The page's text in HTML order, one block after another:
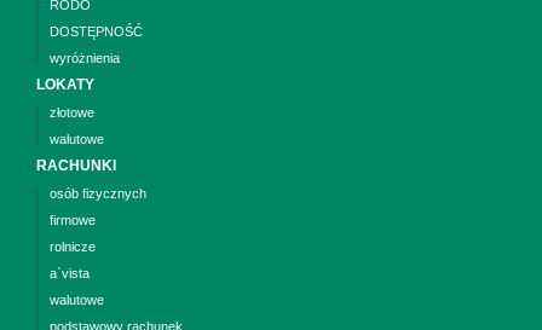
RODO
DOSTĘPNOŚĆ
wyróżnienia
LOKATY
złotowe
walutowe
RACHUNKI
osób fizycznych
firmowe
rolnicze
a`vista
walutowe
podstawowy rachunek